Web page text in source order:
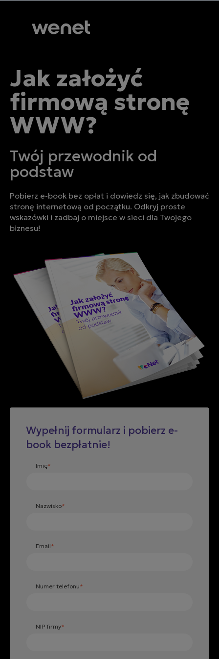
Jak założyć
firmową stronę
WWW?
Twój przewodnik od
podstaw
Pobierz e-book bez opłat i dowiedz się, jak zbudować
stronę internetową od początku. Odkryj proste
wskazówki i zadbaj o miejsce w sieci dla Twojego
biznesu!
Wypełnij formularz i pobierz e-
book bezpłatnie!
Imię*
Nazwisko*
Email*
Numer telefonu*
NIP firmy*